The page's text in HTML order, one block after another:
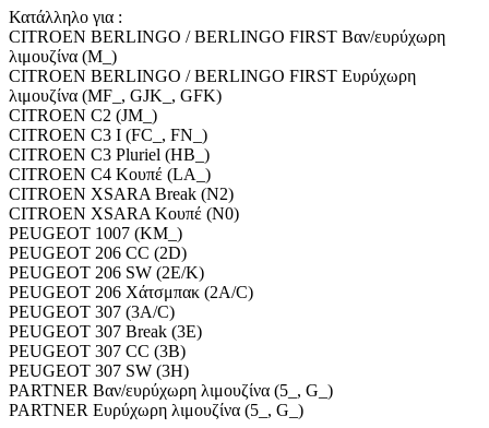
Κατάλληλο για :
CITROEN BERLINGO / BERLINGO FIRST Βαν/ευρύχωρη
λιμουζίνα (M_)
CITROEN BERLINGO / BERLINGO FIRST Ευρύχωρη
λιμουζίνα (MF_, GJK_, GFK)
CITROEN C2 (JM_)
CITROEN C3 I (FC_, FN_)
CITROEN C3 Pluriel (HB_)
CITROEN C4 Κουπέ (LA_)
CITROEN XSARA Break (N2)
CITROEN XSARA Κουπέ (N0)
PEUGEOT 1007 (KM_)
PEUGEOT 206 CC (2D)
PEUGEOT 206 SW (2E/K)
PEUGEOT 206 Χάτσμπακ (2A/C)
PEUGEOT 307 (3A/C)
PEUGEOT 307 Break (3E)
PEUGEOT 307 CC (3B)
PEUGEOT 307 SW (3H)
PARTNER Βαν/ευρύχωρη λιμουζίνα (5_, G_)
PARTNER Ευρύχωρη λιμουζίνα (5_, G_)